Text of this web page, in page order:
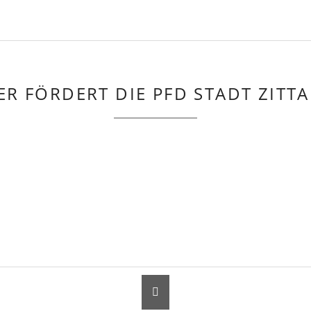
FÖRDERT DIE PFD STADT